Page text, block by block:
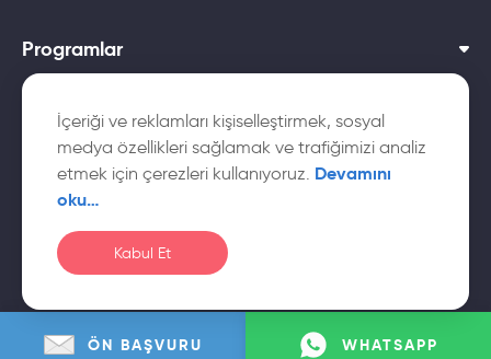
ÖN BAŞVURU WHATSAPP
İçeriği ve reklamları kişiselleştirmek, sosyal
medya özellikleri sağlamak ve trafiğimizi analiz
etmek için çerezleri kullanıyoruz. Devamını
oku…
Kabul Et
Programlar
Dil Okulları
Yurtdışı Üniversiteler
© Global
Vizyon